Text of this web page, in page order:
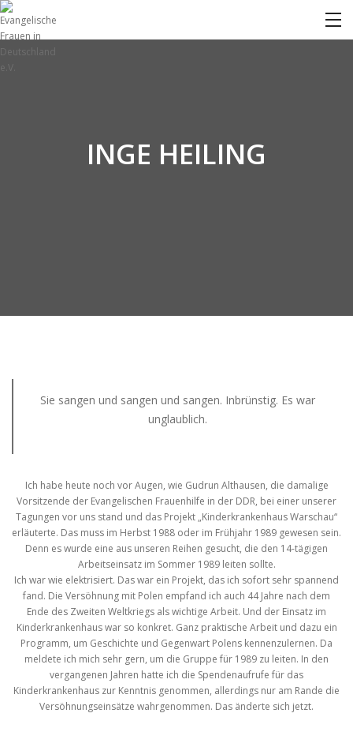
INGE HEILING
Sie sangen und sangen und sangen. Inbrünstig. Es war
unglaublich.
Ich habe heute noch vor Augen, wie Gudrun Althausen, die damalige
Vorsitzende der Evangelischen Frauenhilfe in der DDR, bei einer unserer
Tagungen vor uns stand und das Projekt „Kinderkrankenhaus Warschau“
erläuterte. Das muss im Herbst 1988 oder im Frühjahr 1989 gewesen sein.
Denn es wurde eine aus unseren Reihen gesucht, die den 14-tägigen
Arbeitseinsatz im Sommer 1989 leiten sollte.
Ich war wie elektrisiert. Das war ein Projekt, das ich sofort sehr spannend
fand. Die Versöhnung mit Polen empfand ich auch 44 Jahre nach dem
Ende des Zweiten Weltkriegs als wichtige Arbeit. Und der Einsatz im
Kinderkrankenhaus war so konkret. Ganz praktische Arbeit und dazu ein
Programm, um Geschichte und Gegenwart Polens kennenzulernen. Da
meldete ich mich sehr gern, um die Gruppe für 1989 zu leiten. In den
vergangenen Jahren hatte ich die Spendenaufrufe für das
Kinderkrankenhaus zur Kenntnis genommen, allerdings nur am Rande die
Versöhnungseinsätze wahrgenommen. Das änderte sich jetzt.